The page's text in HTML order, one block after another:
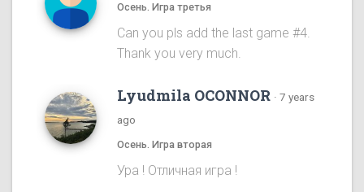
Осень. Игра третья
Can you pls add the last game #4.
Thank you very much.
Lyudmila OCONNOR · 7 years
ago
Осень. Игра вторая
Ура ! Отличная игра !